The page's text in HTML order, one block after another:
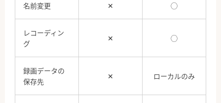
名前変更 ✕ ◯
レコーディン
グ
✕ ◯
録画データの
保存先
✕ ローカルのみ